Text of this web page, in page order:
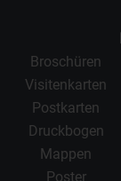
Broschüren
Visitenkarten
Postkarten
Druckbogen
Mappen
Poster